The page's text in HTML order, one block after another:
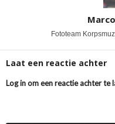
Fototeam
Laat een reactie achter
Log in om een reactie achter te